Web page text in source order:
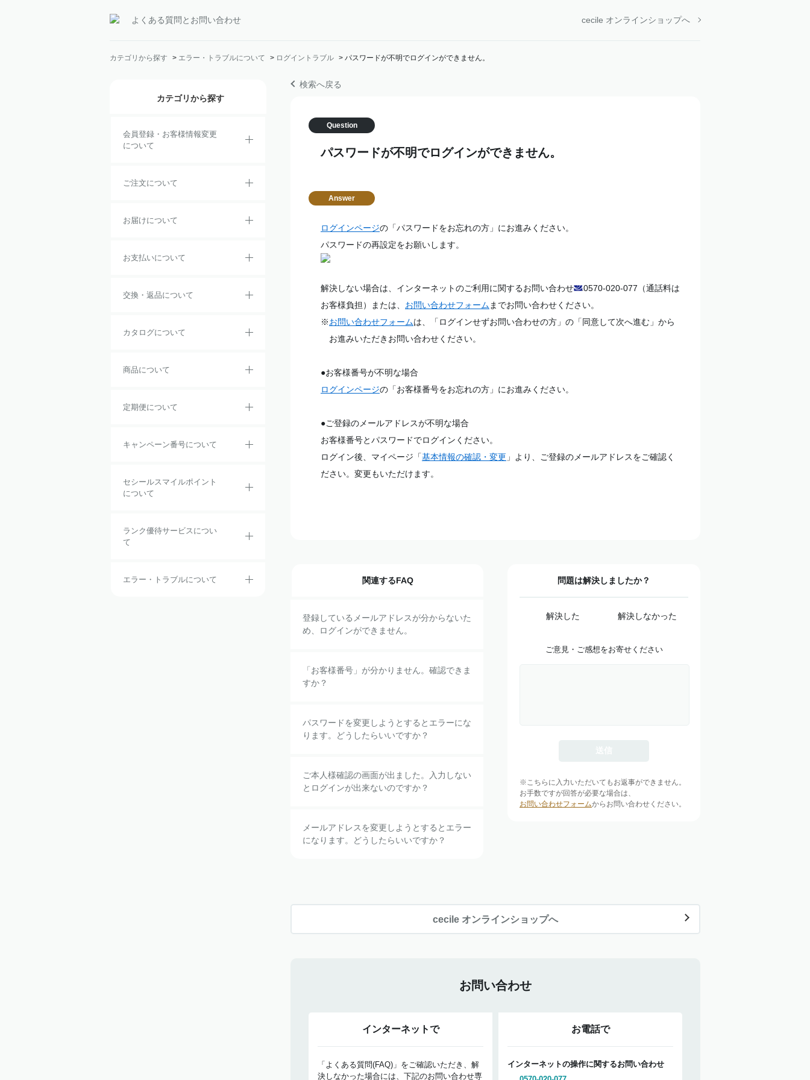
よくある質問とお問い合わせ cecile オンラインショップへ
カテゴリから探す > エラー・トラブルについて > ログイントラブル > パスワードが不明でログインができません。
カテゴリから探す
会員登録・お客様情報変更
について
ご注文について
お届けについて
お支払いについて
交換・返品について
カタログについて
商品について
定期便について
キャンペーン番号について
セシールスマイルポイント
について
ランク優待サービスについ
て
エラー・トラブルについて
検索へ戻る
パスワードが不明でログインができません。
ログインページの「パスワードをお忘れの方」にお進みください。
パスワードの再設定をお願いします。
解決しない場合は、インターネットのご利用に関するお問い合わせ 0570-020-077 （通話料は
お客様負担）または、 お問い合わせフォーム までお問い合わせください。
※お問い合わせフォームは、「ログインせずお問い合わせの方」の「同意して次へ進む」から
お進みいただきお問い合わせください。
●お客様番号が不明な場合
ログインページの「お客様番号をお忘れの方」にお進みください。
●ご登録のメールアドレスが不明な場合
お客様番号とパスワードでログインください。
ログイン後、マイページ「基本情報の確認・変更 」より、ご登録のメールアドレスをご確認く
ださい。変更もいただけます。
関連するFAQ
登録しているメールアドレスが分からないた
め、ログインができません。
「お客様番号」が分かりません。確認できま
すか？
パスワードを変更しようとするとエラーにな
ります。どうしたらいいですか？
ご本人様確認の画面が出ました。入力しない
とログインが出来ないのですか？
メールアドレスを変更しようとするとエラー
になります。どうしたらいいですか？
問題は解決しましたか？
解決した 解決しなかった
ご意見・ご感想をお寄せください
※こちらに入力いただいてもお返事ができません。
お手数ですが回答が必要な場合は、
お問い合わせフォームからお問い合わせください。
cecile オンラインショップへ
お問い合わせ
インターネットで
「よくある質問(FAQ)」をご確認いただき、解
決しなかった場合には、下記のお問い合わせ専
お電話で
インターネットの操作に関するお問い合わせ